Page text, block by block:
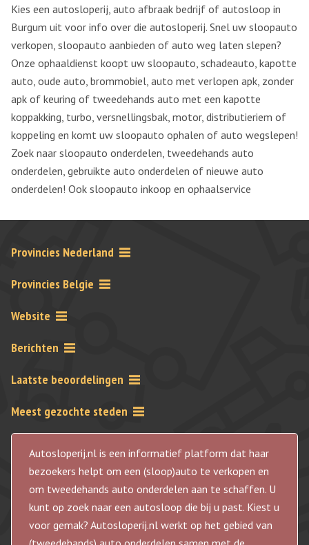
Kies een autosloperij, auto afbraak bedrijf of autosloop in
Burgum uit voor info over die autosloperij. Snel uw sloopauto
verkopen, sloopauto aanbieden of auto weg laten slepen?
Onze ophaaldienst koopt uw sloopauto, schadeauto, kapotte
auto, oude auto, brommobiel, auto met verlopen apk, zonder
apk of keuring of tweedehands auto met een kapotte
koppakking, turbo, versnellingsbak, motor, distributieriem of
koppeling en komt uw sloopauto ophalen of auto wegslepen!
Zoek naar sloopauto onderdelen, tweedehands auto
onderdelen, gebruikte auto onderdelen of nieuwe auto
onderdelen! Ook sloopauto inkoop en ophaalservice
Provincies Nederland
Provincies Belgie
Website
Berichten
Laatste beoordelingen
Meest gezochte steden
Autosloperij.nl is een informatief platform dat haar
bezoekers helpt om een (sloop)auto te verkopen en
om tweedehands auto onderdelen aan te schaffen. U
kunt op zoek naar een autosloop die bij u past. Kiest u
voor gemak? Autosloperij.nl werkt op het gebied van